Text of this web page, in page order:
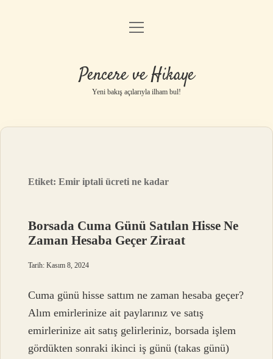
Anasayfa
Yasal Uyarı
menüyü
Pencere ve Hikaye
Yeni bakış açılarıyla ilham bul!
Etiket:Emir iptali ücreti ne kadar
Borsada Cuma Günü Satılan Hisse Ne
Zaman Hesaba Geçer Ziraat
Tarih: Kasım 8, 2024
Cuma günü hisse sattım ne zaman hesaba geçer?
Alım emirlerinize ait paylarınız ve satış
emirlerinize ait satış gelirleriniz, borsada işlem
gördükten sonraki ikinci iş günü (takas günü)